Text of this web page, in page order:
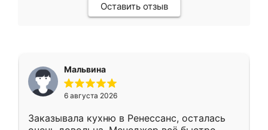
Оставить отзыв
Мальвина
6 августа 2026
Заказывала кухню в Ренессанс, осталась